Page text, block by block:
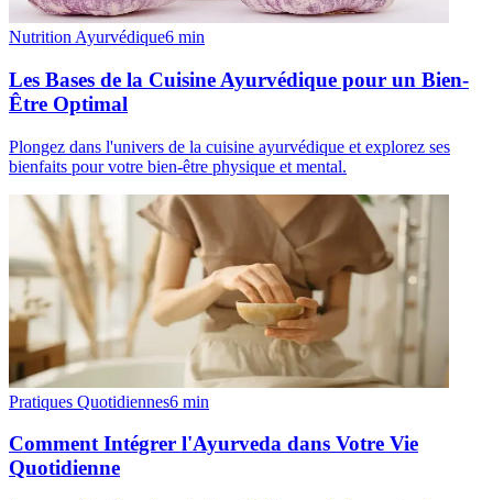
Nutrition Ayurvédique6 min
Les Bases de la Cuisine Ayurvédique pour un Bien-
Être Optimal
Plongez dans l'univers de la cuisine ayurvédique et explorez ses
bienfaits pour votre bien-être physique et mental.
Pratiques Quotidiennes6 min
Comment Intégrer l'Ayurveda dans Votre Vie
Quotidienne